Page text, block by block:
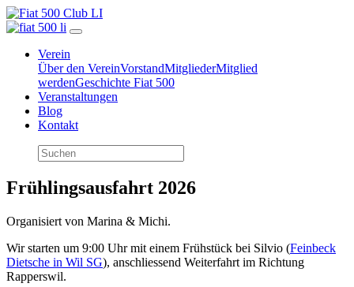
Verein
Über den VereinVorstandMitgliederMitglied
werdenGeschichte Fiat 500
Veranstaltungen
Blog
Kontakt
Frühlingsausfahrt 2026
Organisiert von Marina & Michi.
Wir starten um 9:00 Uhr mit einem Frühstück bei Silvio (Feinbeck
Dietsche in Wil SG), anschliessend Weiterfahrt im Richtung
Rapperswil.